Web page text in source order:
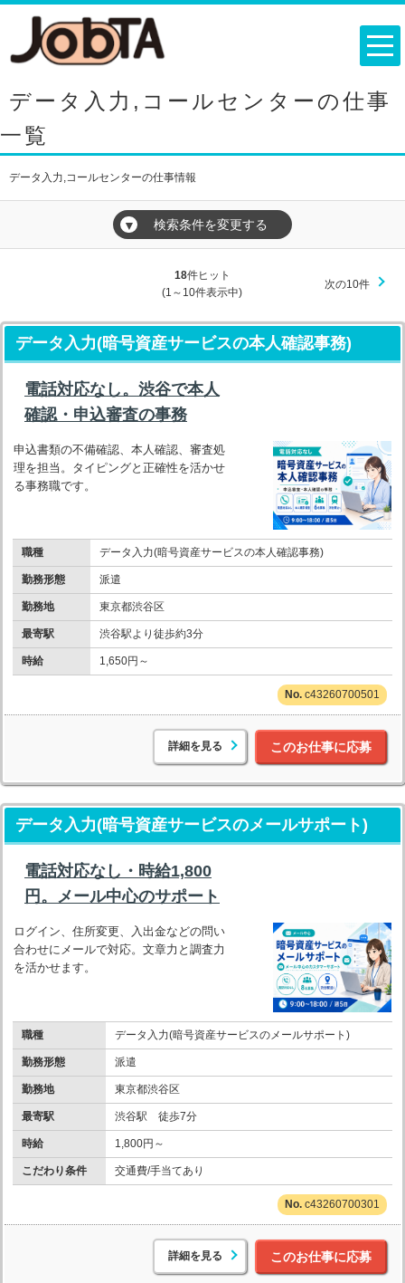
データ入力,コールセンターの仕事
一覧
データ入力,コールセンターの仕事情報
▼ 検索条件を変更する
18件ヒット
(1～10件表示中)
次の10件
データ入力(暗号資産サービスの本人確認事務)
電話対応なし。渋谷で本人
確認・申込審査の事務
申込書類の不備確認、本人確認、審査処
理を担当。タイピングと正確性を活かせ
る事務職です。
職種 データ入力(暗号資産サービスの本人確認事務)
勤務形態 派遣
勤務地 東京都渋谷区
最寄駅 渋谷駅より徒歩約3分
時給 1,650円～
c43260700501
詳細を見る このお仕事に応募
データ入力(暗号資産サービスのメールサポート)
電話対応なし・時給1,800
円。メール中心のサポート
ログイン、住所変更、入出金などの問い
合わせにメールで対応。文章力と調査力
を活かせます。
職種 データ入力(暗号資産サービスのメールサポート)
勤務形態 派遣
勤務地 東京都渋谷区
最寄駅 渋谷駅 徒歩7分
時給 1,800円～
こだわり条件 交通費/手当てあり
c43260700301
詳細を見る このお仕事に応募